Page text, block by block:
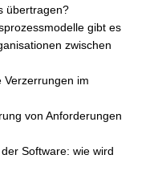
übertragen?
gibt es
zwischen
Verzerrungen im
von Anforderungen
Software: wie wird